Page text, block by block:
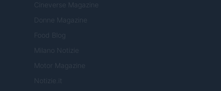
Cineverse Magazine
Donne Magazine
Food Blog
Milano Notizie
Motor Magazine
Notizie.it